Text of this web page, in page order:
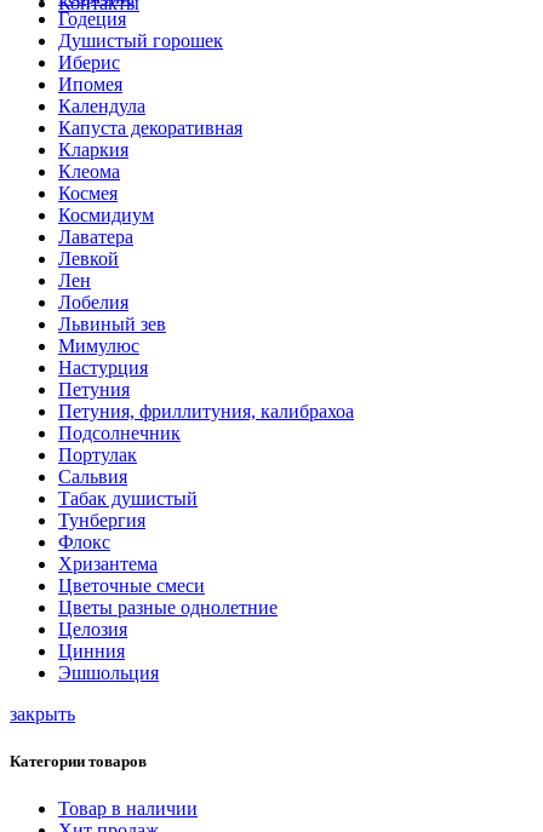
Годеция
Душистый горошек
Иберис
Ипомея
Календула
Капуста декоративная
Кларкия
Клеома
Космея
Космидиум
Лаватера
Левкой
Лен
Лобелия
Львиный зев
Мимулюс
Настурция
Петуния
Петуния, фриллитуния, калибрахоа
Подсолнечник
Портулак
Сальвия
Табак душистый
Тунбергия
Флокс
Хризантема
Цветочные смеси
Цветы разные однолетние
Целозия
Цинния
Эшшольция
закрыть
Категории товаров
Товар в наличии